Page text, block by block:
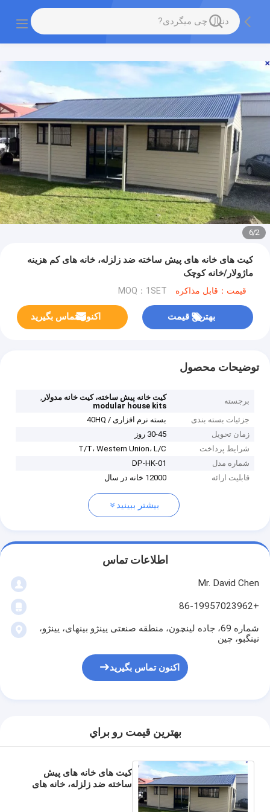
2
/
6
کیت های خانه های پیش ساخته ضد زلزله، خانه های کم هزینه
ماژولار/خانه کوچک
قیمت：قابل مذاکره MOQ：1SET
بهترین قیمت اکنون تماس بگیرید
توضیحات محصول
برجسته کیت خانه پیش ساخته، کیت خانه مدولار ,
modular house kits
جزئیات بسته بندی
بسته نرم افزاری / 40HQ
زمان تحویل
30-45 روز
شرایط پرداخت
T/T، Western Union، L/C
شماره مدل
DP-HK-01
قابلیت ارائه
12000 خانه در سال
بیشتر ببینید
اطلاعات تماس
Mr. David Chen
+86-19957023962
شماره 69، جاده لینچون، منطقه صنعتی یینژو بینهای، یینژو،
نینگبو، چین
اکنون تماس بگیرید
بهترين قيمت رو براي
کیت های خانه های پیش
ساخته ضد زلزله، خانه های